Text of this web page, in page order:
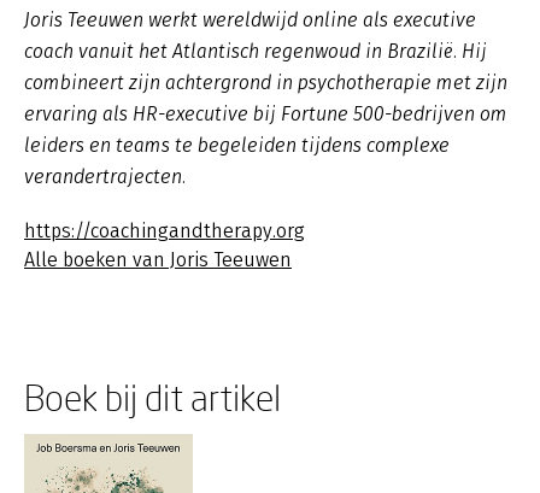
Joris Teeuwen werkt wereldwijd online als executive
coach vanuit het Atlantisch regenwoud in Brazilië. Hij
combineert zijn achtergrond in psychotherapie met zijn
ervaring als HR-executive bij Fortune 500-bedrijven om
leiders en teams te begeleiden tijdens complexe
verandertrajecten.
https://coachingandtherapy.org
Alle boeken van Joris Teeuwen
Boek bij dit artikel